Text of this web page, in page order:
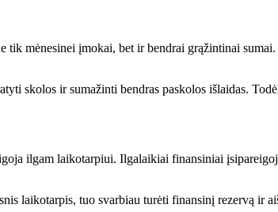
tik mėnesinei įmokai, bet ir bendrai grąžintinai
skolos ir sumažinti bendras paskolos išlaidas.
ilgam laikotarpiui. Ilgalaikiai finansiniai
laikotarpis, tuo svarbiau turėti finansinį rezervą ir